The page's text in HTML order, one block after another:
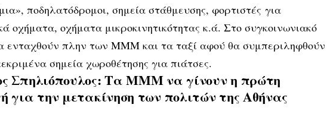
ποδηλατόδρομοι, σημεία στάθμευσης, φορτιστές για
οχήματα, οχήματα μικροκινητικότητας κ.ά. Στο συγκοινωνιακό
ενταχθούν πλην των ΜΜΜ και τα ταξί αφού θα συμπεριληφθούν
σημεία χωροθέτησης για πιάτσες.
Σπηλιόπουλος: Τα ΜΜΜ να γίνουν η πρώτη
για την μετακίνηση των πολιτών της Αθήνας